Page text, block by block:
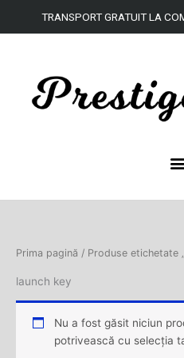
TRANSPORTGRATUITLA
Prima pagină / Produse etichetate
launch key
Nu a fost găsit niciun
potrivească cu selecția